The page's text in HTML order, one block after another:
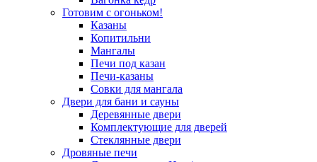
Готовим с огоньком!
Казаны
Копитильни
Мангалы
Печи под казан
Печи-казаны
Совки для мангала
Двери для бани и сауны
Деревянные двери
Комплектующие для дверей
Стеклянные двери
Дровяные печи